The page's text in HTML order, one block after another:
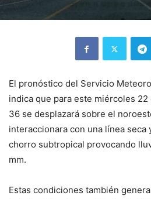
El pronóstico del Servicio
indica que para este miércoles
36 se desplazará sobre el
interaccionara con una línea seca
chorro subtropical provocando
mm.
Estas condiciones también